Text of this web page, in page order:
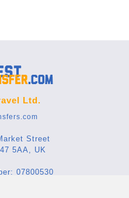
Ltd.
Street
5AA, UK
07800530